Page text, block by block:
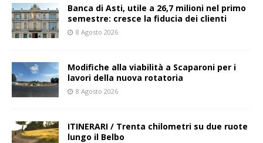
Banca di Asti, utile a 26,7 milioni nel primo
semestre: cresce la fiducia dei clienti
8 Agosto 2026
Modifiche alla viabilità a Scaparoni per i
lavori della nuova rotatoria
8 Agosto 2026
ITINERARI / Trenta chilometri su due ruote
lungo il Belbo